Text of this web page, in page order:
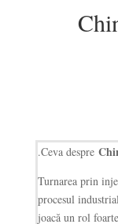
Ceva despre
.
Turnarea prin
procesul
joacă un rol